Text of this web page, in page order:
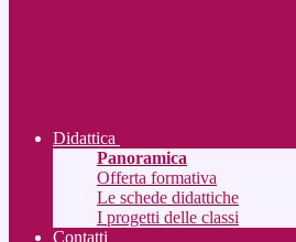
Didattica
Panoramica
Offerta formativa
Le schede didattiche
I progetti delle classi
Contatti